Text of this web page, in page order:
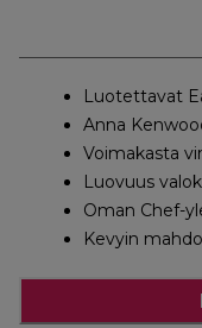
Luotettavat
Anna
Voimakasta
Luovuus
Oman Chef-
Kevyin